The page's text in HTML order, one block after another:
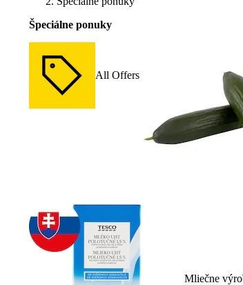
Špeciálne ponuky
All Offers
Mliečne